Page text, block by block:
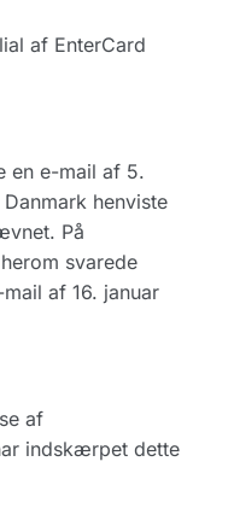
af EnterCard
en e-mail af 5.
henviste
På
svarede
af 16. januar
af
indskærpet dette